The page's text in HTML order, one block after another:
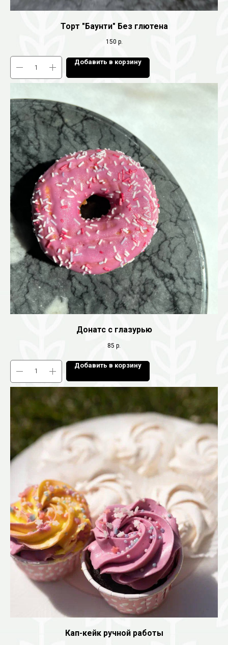
Торт "Баунти" Без глютена
150 р.
Добавить в корзину
Донатс с глазурью
85 р.
Добавить в корзину
Кап-кейк ручной работы